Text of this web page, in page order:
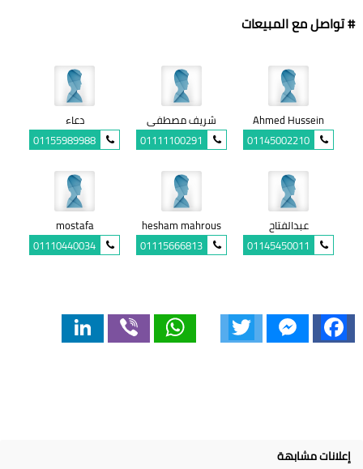
# تواصل مع المبيعات
Ahmed Hussein
01145002210
شريف مصطفى
01111100291
دعاء
01155989988
عبدالفتاح
01145450011
hesham mahrous
01115666813
mostafa
01110440034
Facebook
Messenger
WhatsApp
إعلانات مشابهة